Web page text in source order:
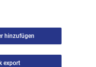
hinzufügen
export